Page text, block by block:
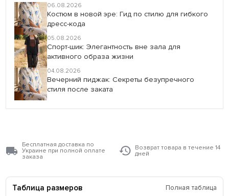
06.08.2026
Костюм в новой эре: Гид по стилю для гибкого
дресс-кода
05.08.2026
Спорт-шик: Элегантность вне зала для
активного образа жизни
04.08.2026
Вечерний пиджак: Секреты безупречного
стиля после заката
Бесплатная доставка по
Украине при полной оплате
заказа
Возврат товара в течение 14
дней
Таблица размеров Полная таблица